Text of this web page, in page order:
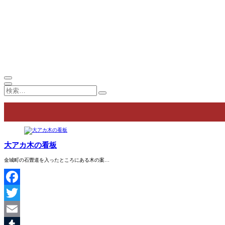
大アカ木の看板
金城町の石畳道を入ったところにある木の案…
Facebook
Twitter